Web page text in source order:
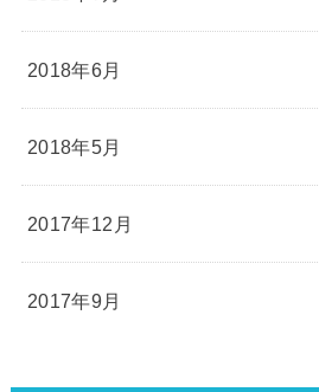
2018年6月
2018年5月
2017年12月
2017年9月